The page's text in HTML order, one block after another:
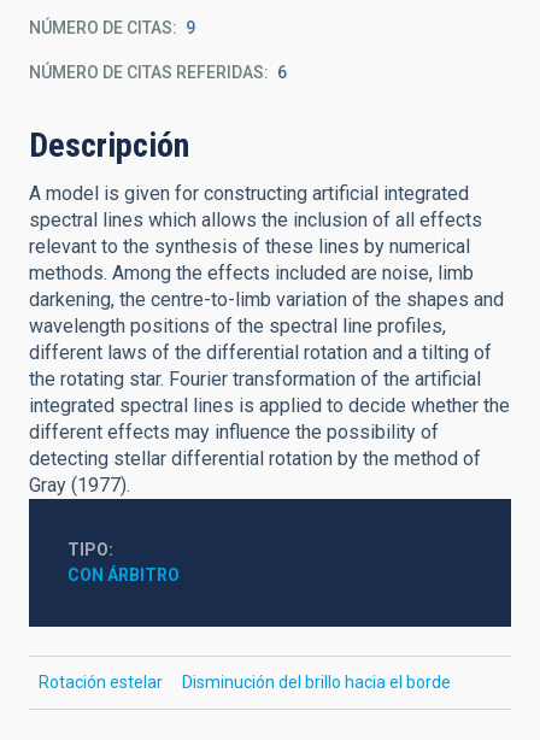
NÚMERO DE CITAS 9
NÚMERO DE CITAS REFERIDAS 6
Descripción
A model is given for constructing artificial integrated
spectral lines which allows the inclusion of all effects
relevant to the synthesis of these lines by numerical
methods. Among the effects included are noise, limb
darkening, the centre-to-limb variation of the shapes and
wavelength positions of the spectral line profiles,
different laws of the differential rotation and a tilting of
the rotating star. Fourier transformation of the artificial
integrated spectral lines is applied to decide whether the
different effects may influence the possibility of
detecting stellar differential rotation by the method of
Gray (1977).
TIPO
CON ÁRBITRO
Rotación estelar Disminución del brillo hacia el borde